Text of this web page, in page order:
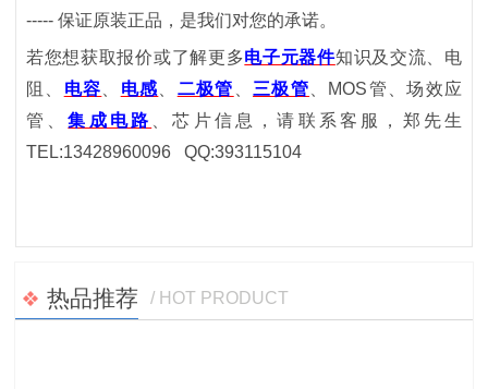
----- 保证原装正品，是我们对您的承诺。
若您想获取报价或了解更多电子元器件知识及交流、电
阻、 电容 电感 二极管 三极管 MOS管、场效应
管、集成电路
、芯片信息，请联系客服，郑先生
TEL:13428960096 QQ:393115104
热品推荐 / HOT PRODUCT